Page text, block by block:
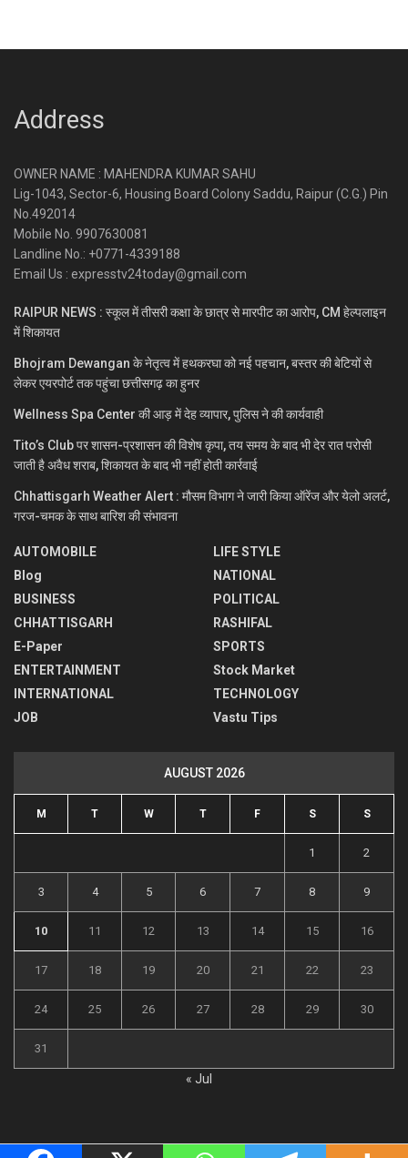
Address
OWNER NAME : MAHENDRA KUMAR SAHU
Lig-1043, Sector-6, Housing Board Colony Saddu, Raipur (C.G.) Pin
No.492014
Mobile No. 9907630081
Landline No.: +0771-4339188
Email Us : expresstv24today@gmail.com
RAIPUR NEWS : स्कूल में तीसरी कक्षा के छात्र से मारपीट का आरोप, CM हेल्पलाइन
में शिकायत
Bhojram Dewangan के नेतृत्व में हथकरघा को नई पहचान, बस्तर की बेटियों से
लेकर एयरपोर्ट तक पहुंचा छत्तीसगढ़ का हुनर
Wellness Spa Center की आड़ में देह व्यापार, पुलिस ने की कार्यवाही
Tito’s Club पर शासन-प्रशासन की विशेष कृपा, तय समय के बाद भी देर रात परोसी
जाती है अवैध शराब, शिकायत के बाद भी नहीं होती कार्रवाई
Chhattisgarh Weather Alert : मौसम विभाग ने जारी किया ऑरेंज और येलो अलर्ट,
गरज-चमक के साथ बारिश की संभावना
AUTOMOBILE
Blog
BUSINESS
CHHATTISGARH
E-Paper
ENTERTAINMENT
INTERNATIONAL
JOB
LIFE STYLE
NATIONAL
POLITICAL
RASHIFAL
SPORTS
Stock Market
TECHNOLOGY
Vastu Tips
AUGUST 2026
M T W T F S S
1 2
3 4 5 6 7 8 9
10 11 12 13 14 15 16
17 18 19 20 21 22 23
24 25 26 27 28 29 30
31
« Jul